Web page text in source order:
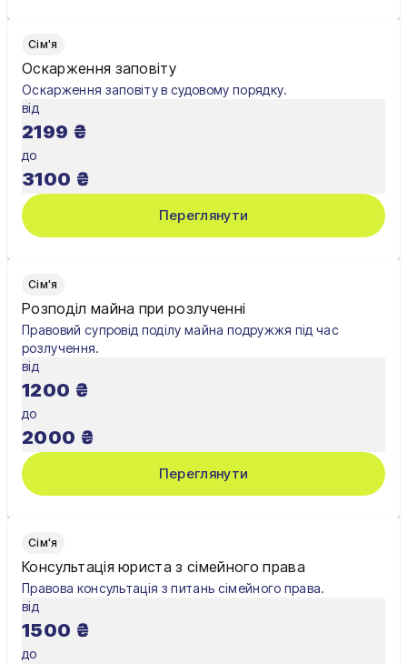
Сім'я
Оскарження заповіту
Оскарження заповіту в судовому порядку.
від
2199 ₴
до
3100 ₴
Переглянути
Сім'я
Розподіл майна при розлученні
Правовий супровід поділу майна подружжя під час
розлучення.
від
1200 ₴
до
2000 ₴
Переглянути
Сім'я
Консультація юриста з сімейного права
Правова консультація з питань сімейного права.
від
1500 ₴
до